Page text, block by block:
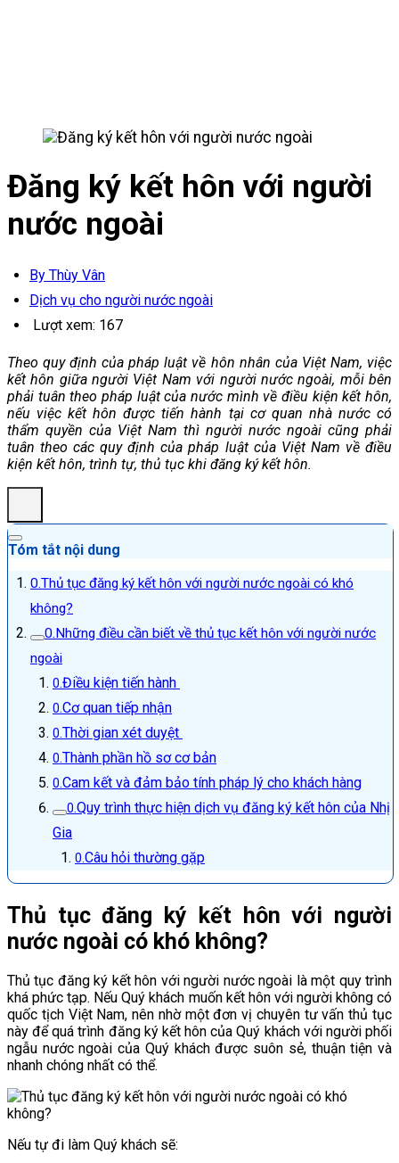
Đăng ký kết hôn với người
nước ngoài
By Thùy Vân
Dịch vụ cho người nước ngoài
Lượt xem: 167
Theo quy định của pháp luật về hôn nhân của Việt Nam, việc
kết hôn giữa người Việt Nam với người nước ngoài, mỗi bên
phải tuân theo pháp luật của nước mình về điều kiện kết hôn,
nếu việc kết hôn được tiến hành tại cơ quan nhà nước có
thẩm quyền của Việt Nam thì người nước ngoài cũng phải
tuân theo các quy định của pháp luật của Việt Nam về điều
kiện kết hôn, trình tự, thủ tục khi đăng ký kết hôn.
Tóm tắt nội dung
Thủ tục đăng ký kết hôn với người nước ngoài có khó
không?
Những điều cần biết về thủ tục kết hôn với người nước
ngoài
Điều kiện tiến hành
Cơ quan tiếp nhận
Thời gian xét duyệt
Thành phần hồ sơ cơ bản
Cam kết và đảm bảo tính pháp lý cho khách hàng
Quy trình thực hiện dịch vụ đăng ký kết hôn của Nhị
Gia
Câu hỏi thường gặp
Thủ tục đăng ký kết hôn với người
nước ngoài có khó không?
Thủ tục đăng ký kết hôn với người nước ngoài là một quy trình
khá phức tạp. Nếu Quý khách muốn kết hôn với người không có
quốc tịch Việt Nam, nên nhờ một đơn vị chuyên tư vấn thủ tục
này để quá trình đăng ký kết hôn của Quý khách với người phối
ngẫu nước ngoài của Quý khách được suôn sẻ, thuận tiện và
nhanh chóng nhất có thể.
Nếu tự đi làm Quý khách sẽ: